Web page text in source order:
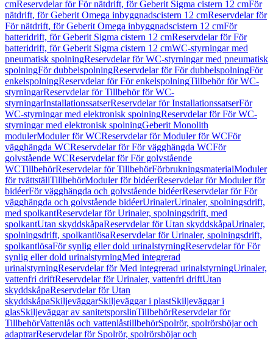
cmReservdelar för För nätdrift, för Geberit Sigma cistern 12 cmFör
nätdrift, för Geberit Omega inbyggnadscistern 12 cmReservdelar för
För nätdrift, för Geberit Omega inbyggnadscistern 12 cmFör
batteridrift, för Geberit Sigma cistern 12 cmReservdelar för För
batteridrift, för Geberit Sigma cistern 12 cmWC-styrningar med
pneumatisk spolningReservdelar för WC-styrningar med pneumatisk
spolningFör dubbelspolningReservdelar för För dubbelspolningFör
enkelspolningReservdelar för För enkelspolningTillbehör för WC-
styrningarReservdelar för Tillbehör för WC-
styrningarInstallationssatserReservdelar för InstallationssatserFör
WC-styrningar med elektronisk spolningReservdelar för För WC-
styrningar med elektronisk spolningGeberit Monolith
modulerModuler för WCReservdelar för Moduler för WCFör
vägghängda WCReservdelar för För vägghängda WCFör
golvstående WCReservdelar för För golvstående
WCTillbehörReservdelar för TillbehörFörbrukningsmaterialModuler
för tvättställTillbehörModuler för bidéerReservdelar för Moduler för
bidéerFör vägghängda och golvstående bidéerReservdelar för För
vägghängda och golvstående bidéerUrinalerUrinaler, spolningsdrift,
med spolkantReservdelar för Urinaler, spolningsdrift, med
spolkantUtan skyddskåpaReservdelar för Utan skyddskåpaUrinaler,
spolningsdrift, spolkantlösaReservdelar för Urinaler, spolningsdrift,
spolkantlösaFör synlig eller dold urinalstyrningReservdelar för För
synlig eller dold urinalstyrningMed integrerad
urinalstyrningReservdelar för Med integrerad urinalstyrningUrinaler,
vattenfri driftReservdelar för Urinaler, vattenfri driftUtan
skyddskåpaReservdelar för Utan
skyddskåpaSkiljeväggarSkiljeväggar i plastSkiljeväggar i
glasSkiljeväggar av sanitetsporslinTillbehörReservdelar för
TillbehörVattenlås och vattenlåstillbehörSpolrör, spolrörsböjar och
adaptrarReservdelar för Spolrör, spolrörsböjar och